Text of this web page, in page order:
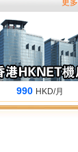
更多
990HKD/月